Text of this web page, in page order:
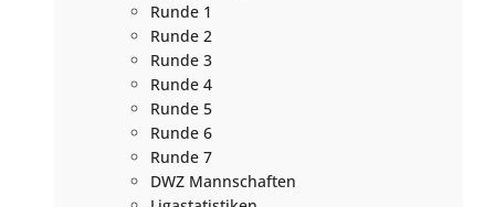
Runde 1
Runde 2
Runde 3
Runde 4
Runde 5
Runde 6
Runde 7
DWZ Mannschaften